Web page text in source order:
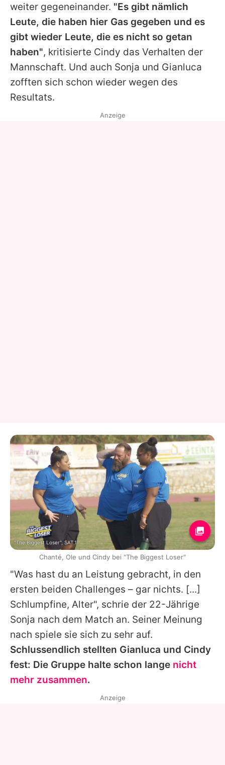
weiter gegeneinander. "Es gibt nämlich
Leute, die haben hier Gas gegeben und es
gibt wieder Leute, die es nicht so getan
haben", kritisierte Cindy das Verhalten der
Mannschaft. Und auch Sonja und Gianluca
zofften sich schon wieder wegen des
Resultats.
"Was hast du an Leistung gebracht, in den
ersten beiden Challenges – gar nichts. [...]
Schlumpfine, Alter", schrie der 22-Jährige
Sonja nach dem Match an. Seiner Meinung
nach spiele sie sich zu sehr auf.
Schlussendlich stellten Gianluca und Cindy
fest: Die Gruppe halte schon lange nicht
mehr zusammen.
Anzeige
"The Biggest Loser", SAT.1
Chanté, Ole und Cindy bei "The Biggest Loser"
Anzeige